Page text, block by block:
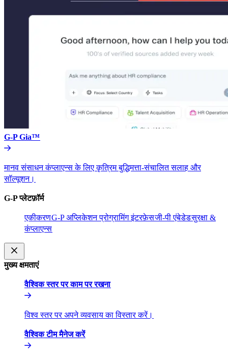
G-P Gia™​​
मानव संसाधन कंप्लाएन्स के लिए कृत्रिम बुद्धिमत्ता-संचालित सलाह और
सॉल्यूशन।​​
G-P प्लेटफ़ॉर्म​​
एकीकरण​​G-P अप्लिकेशन प्रोग्रामिंग इंटरफ़ेस​​जी-पी एंबेडेड​​सुरक्षा &
कंप्लाएन्स​​
मुख्य क्षमताएं​​
वैश्विक स्तर पर काम पर रखना​​
विश्व स्तर पर अपने व्यवसाय का विस्तार करें।​​
वैश्विक टीम मैनेज करें​​